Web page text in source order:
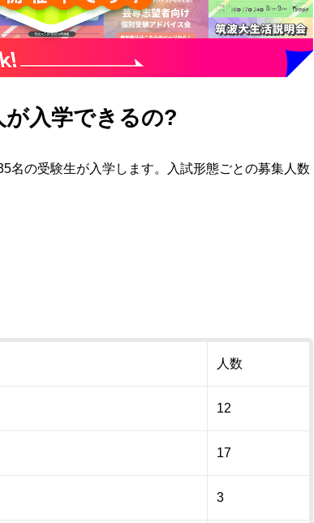
が入学できるの?
名の受験生が入学します。入試形態ごとの募集人数
人数
12
17
3